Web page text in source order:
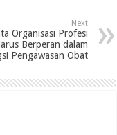
Next
Organisasi Profesi
Berperan dalam
Pengawasan Obat